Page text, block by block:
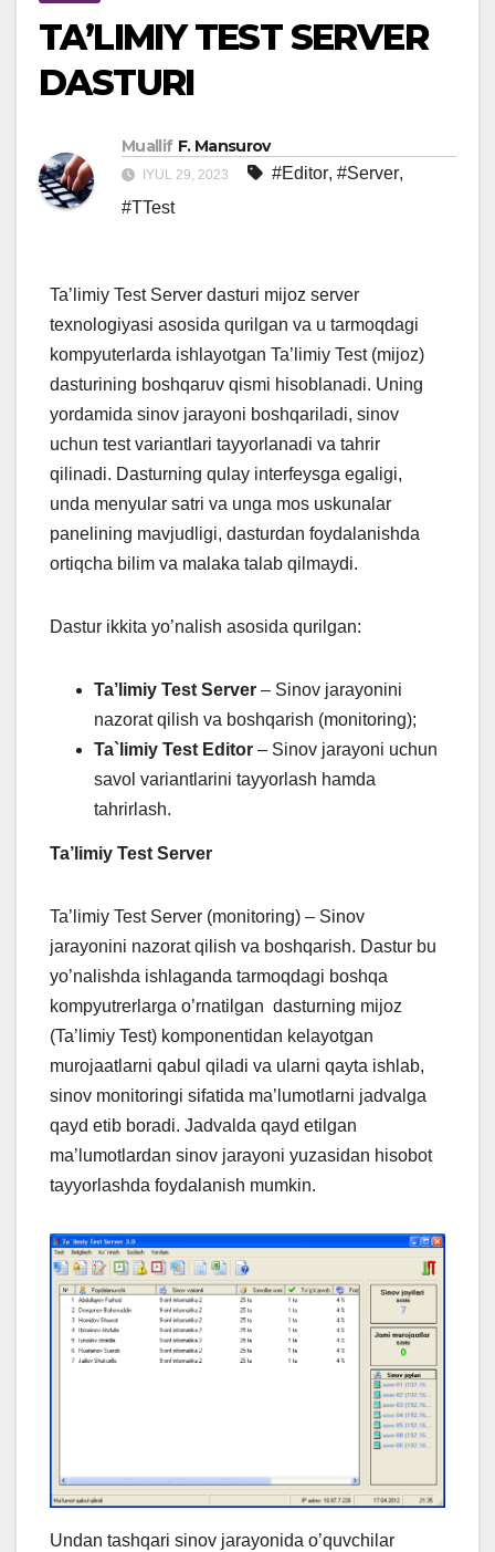
TA’LIMIY TEST SERVER
DASTURI
Muallif F. Mansurov
IYUL 29, 2023 #Editor, #Server,
#TTest
Ta’limiy Test Server dasturi mijoz server
texnologiyasi asosida qurilgan va u tarmoqdagi
kompyuterlarda ishlayotgan Ta’limiy Test (mijoz)
dasturining boshqaruv qismi hisoblanadi. Uning
yordamida sinov jarayoni boshqariladi, sinov
uchun test variantlari tayyorlanadi va tahrir
qilinadi. Dasturning qulay interfeysga egaligi,
unda menyular satri va unga mos uskunalar
panelining mavjudligi, dasturdan foydalanishda
ortiqcha bilim va malaka talab qilmaydi.
Dastur ikkita yo’nalish asosida qurilgan:
Ta’limiy Test Server – Sinov jarayonini
nazorat qilish va boshqarish (monitoring);
Ta`limiy Test Editor – Sinov jarayoni uchun
savol variantlarini tayyorlash hamda
tahrirlash.
Ta’limiy Test Server
Ta’limiy Test Server (monitoring) – Sinov
jarayonini nazorat qilish va boshqarish. Dastur bu
yo’nalishda ishlaganda tarmoqdagi boshqa
kompyutrerlarga o’rnatilgan dasturning mijoz
(Ta’limiy Test) komponentidan kelayotgan
murojaatlarni qabul qiladi va ularni qayta ishlab,
sinov monitoringi sifatida ma’lumotlarni jadvalga
qayd etib boradi. Jadvalda qayd etilgan
ma’lumotlardan sinov jarayoni yuzasidan hisobot
tayyorlashda foydalanish mumkin.
Undan tashqari sinov jarayonida o’quvchilar